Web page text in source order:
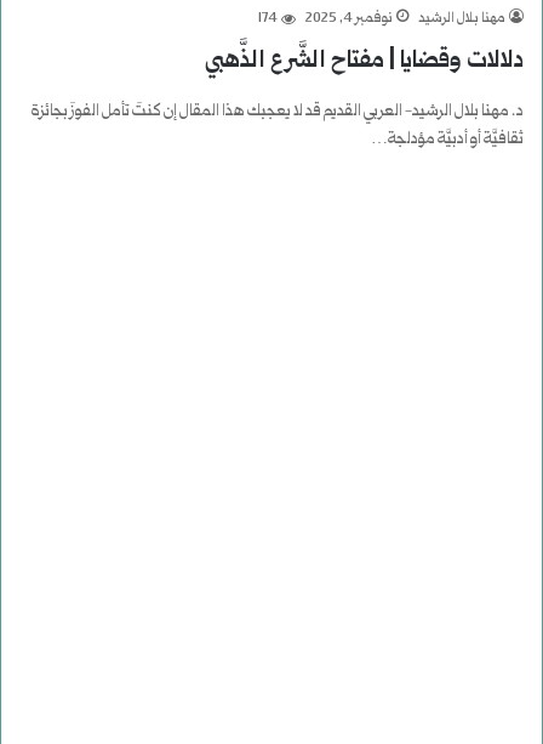
مهنا بلال الرشيد نوفمبر 4, 2025 174
دلالات وقضايا | مفتاح الشَّرع الذَّهبي
د. مهنا بلال الرشيد- العربي القديم قد لا يعجبك هذا المقال إن كنتَ تأمل الفوزَ بجائزة
ثقافيَّة أو أدبيَّة مؤدلجة…